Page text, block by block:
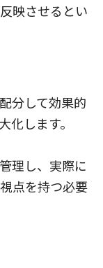
映させるとい
分して効果的
化します。
理し、実際に
点を持つ必要